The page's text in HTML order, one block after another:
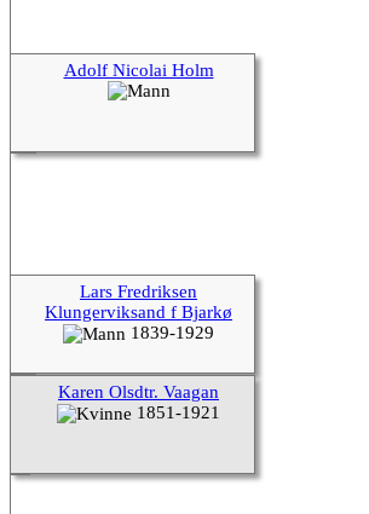
Adolf Nicolai Holm
Lars Fredriksen
Klungerviksand f Bjarkø
1839-1929
Karen Olsdtr. Vaagan
1851-1921